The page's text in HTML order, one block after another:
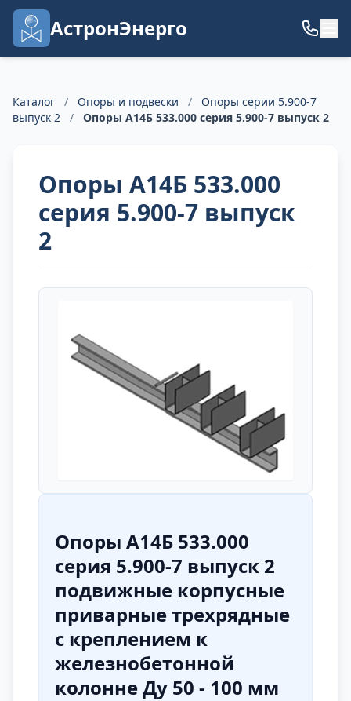
АстронЭнерго
Каталог / Опоры и подвески /
Опоры серии 5.900-7
выпуск 2
/ Опоры А14Б 533.000 серия 5.900-7 выпуск 2
Опоры А14Б 533.000
серия 5.900-7 выпуск
2
Опоры А14Б 533.000
серия 5.900-7 выпуск 2
подвижные корпусные
приварные трехрядные
с креплением к
железнобетонной
колонне Ду 50 - 100 мм